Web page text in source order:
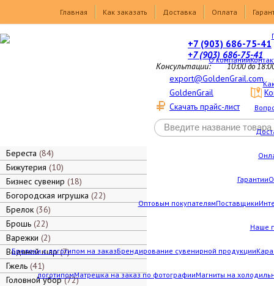
Главная
Как заказать Доставка Оплата
О компании
Гарантии
Оптовым покупателямПоставщики
Наше
Брелоки с логотипом на заказБрендирование сувенирной продукции
логотипомМатрешка на заказ по фотографииМагниты на
+7 (903) 686-75-41
+7 (903) 686-75-41
Консультации: 10:00 до
export@GoldenGrail.com
GoldenGrail
Скачать прайс-лист
Береста 84
Бижутерия 10
Бизнес сувенир 18
Богородская игрушка 22
Брелок 36
Брошь 22
Варежки 2
Водяной шар 7
Гжель 41
Головной убор 72